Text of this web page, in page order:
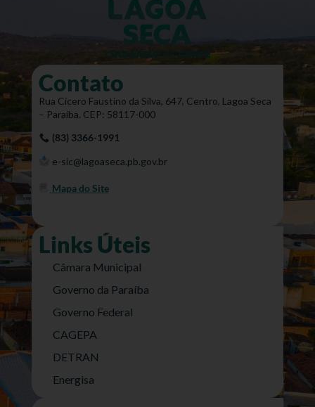
Contato
Rua Cícero Faustino da Silva, 647, Centro, Lagoa Seca
– Paraíba. CEP: 58117-000
(83) 3366-1991
e-sic@lagoaseca.pb.gov.br
Mapa do Site
Links Úteis
Câmara Municipal
Governo da Paraíba
Governo Federal
CAGEPA
DETRAN
Energisa